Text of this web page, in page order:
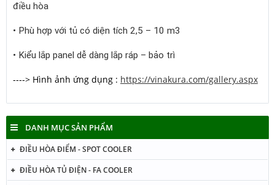
điều hòa
• Phù hợp với tủ có diện tích 2,5 – 10 m3
• Kiểu lắp panel dễ dàng lắp ráp – bảo trì
----> Hình ảnh ứng dụng : https://vinakura.com/gallery.aspx
DANH MỤC SẢN PHẨM
ĐIỀU HÒA ĐIỂM - SPOT COOLER
ĐIỀU HÒA TỦ ĐIỆN - FA COOLER